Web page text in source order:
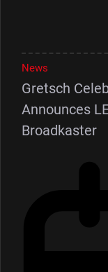
News
Gretsch
Announces
Broadkaster